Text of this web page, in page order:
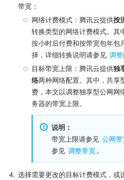
带宽：
网络计费模式：腾讯云提供按
转换类型的网络计费模式。其
按小时后付费和按带宽包年包
择，详细转换说明请参见 调
目标带宽上限：腾讯云提供独
络两种网络配置。其中，共享
费，本文以调整独享型公网网
务器的带宽上限。
说明：
带宽上限请参见 公网
参见 调整带宽 。
4. 选择需要更改的目标计费模式，或